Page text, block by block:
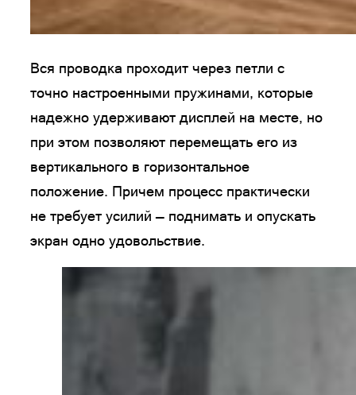
Вся проводка проходит через петли с
точно настроенными пружинами, которые
надежно удерживают дисплей на месте, но
при этом позволяют перемещать его из
вертикального в горизонтальное
положение. Причем процесс практически
не требует усилий — поднимать и опускать
экран одно удовольствие.